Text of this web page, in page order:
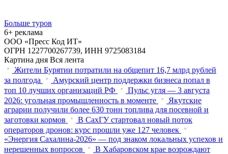
Больше туров
6+ реклама
ООО «Пресс Код ИТ»
ОГРН 1227700267739, ИНН 9725083184
Картина дня Вся лента
Жители Бурятии потратили на общепит 16,7 млрд рублей
за полгода
Амурский центр поддержки бизнеса попал в
топ 10 лучших организаций РФ
Пульс угля — 3 августа
2026: угольная промышленность в моменте
Якутские
аграрии получили более 630 тонн топлива для посевной и
заготовки кормов
В СахГУ стартовал новый поток
операторов дронов: курс прошли уже 127 человек
«Энергия Сахалина-2026» — под знаком локальных успехов и
нерешенных вопросов
В Хабаровском крае возрождают